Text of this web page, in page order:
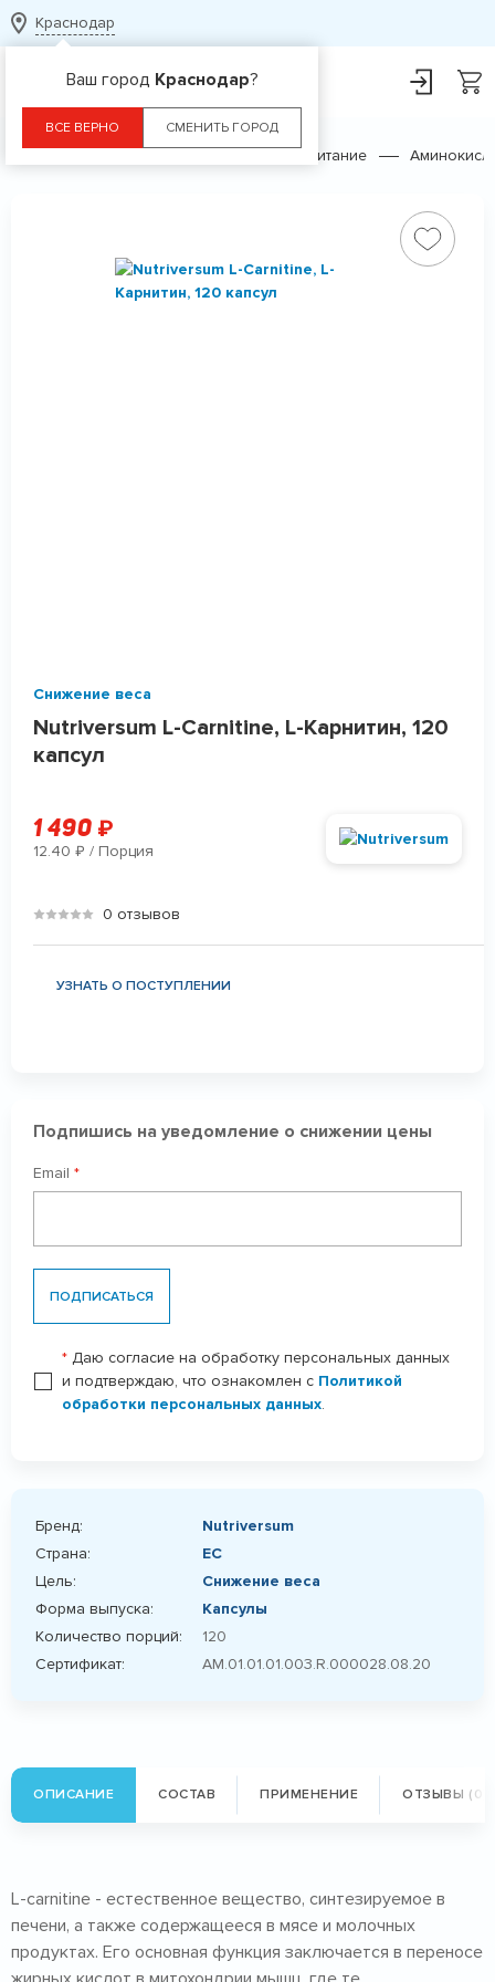
Краснодар
Ваш город Краснодар?
ВСЕ ВЕРНО СМЕНИТЬ ГОРОД
Спортивное питание
Снижение веса
Nutriversum L-Carnitine, L-Карнитин, 120
капсул
1 490 ₽
12.40 ₽ / Порция
0 отзывов
УЗНАТЬ О ПОСТУПЛЕНИИ
Подпишись на уведомление о снижении цены
Email *
ПОДПИСАТЬСЯ
* Даю согласие на обработку персональных данных
и подтверждаю, что ознакомлен с Политикой
обработки персональных данных.
Бренд:
Nutriversum
Страна:
ЕС
Цель:
Снижение веса
Форма выпуска:
Капсулы
Количество порций:
120
Сертификат:
AM.01.01.01.003.R.000028.08.20
ОПИСАНИЕ СОСТАВ ПРИМЕНЕНИЕ ОТЗЫВЫ (0)
L-carnitine - естественное вещество, синтезируемое в
печени, а также содержащееся в мясе и молочных
продуктах. Его основная функция заключается в переносе